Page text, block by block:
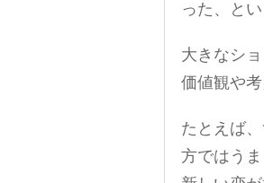
った、と
大きなシ
価値観や
たとえば
方ではう